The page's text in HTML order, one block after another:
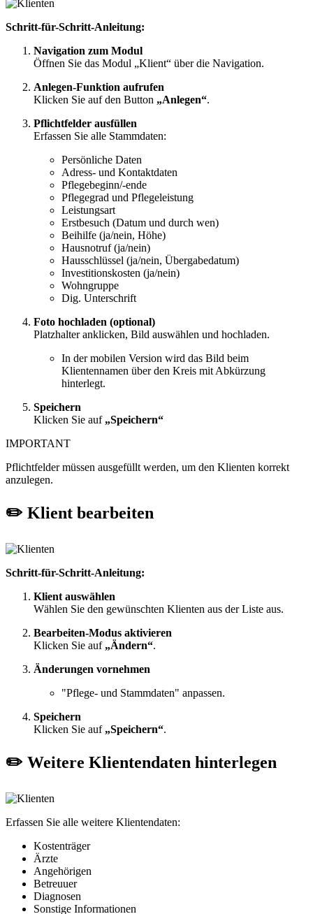
Schritt-für-Schritt-Anleitung:
Navigation zum Modul
Öffnen Sie das Modul „Klient“ über die Navigation.
Anlegen-Funktion aufrufen
Klicken Sie auf den Button „Anlegen“.
Pflichtfelder ausfüllen
Erfassen Sie alle Stammdaten:
Persönliche Daten
Adress- und Kontaktdaten
Pflegebeginn/-ende
Pflegegrad und Pflegeleistung
Leistungsart
Erstbesuch (Datum und durch wen)
Beihilfe (ja/nein, Höhe)
Hausnotruf (ja/nein)
Hausschlüssel (ja/nein, Übergabedatum)
Investitionskosten (ja/nein)
Wohngruppe
Dig. Unterschrift
Foto hochladen (optional)
Platzhalter anklicken, Bild auswählen und hochladen.
In der mobilen Version wird das Bild beim
Klientennamen über den Kreis mit Abkürzung
hinterlegt.
Speichern
Klicken Sie auf „Speichern“
IMPORTANT
Pflichtfelder müssen ausgefüllt werden, um den Klienten korrekt
anzulegen.
✏️ Klient bearbeiten
Schritt-für-Schritt-Anleitung:
Klient auswählen
Wählen Sie den gewünschten Klienten aus der Liste aus.
Bearbeiten-Modus aktivieren
Klicken Sie auf „Ändern“.
Änderungen vornehmen
"Pflege- und Stammdaten" anpassen.
Speichern
Klicken Sie auf „Speichern“.
✏️ Weitere Klientendaten hinterlegen
Erfassen Sie alle weitere Klientendaten:
Kostenträger
Ärzte
Angehörigen
Betreuuer
Diagnosen
Sonstige Informationen